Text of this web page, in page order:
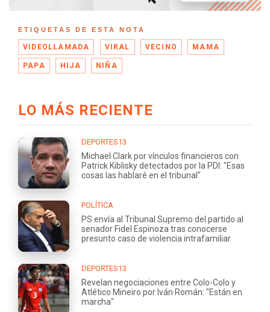
ETIQUETAS DE ESTA NOTA
VIDEOLLAMADA VIRAL VECINO MAMA
PAPA HIJA NIÑA
LO MÁS RECIENTE
DEPORTES13
Michael Clark por vínculos financieros con
Patrick Kiblisky detectados por la PDI: "Esas
cosas las hablaré en el tribunal"
POLÍTICA
PS envía al Tribunal Supremo del partido al
senador Fidel Espinoza tras conocerse
presunto caso de violencia intrafamiliar
DEPORTES13
Revelan negociaciones entre Colo-Colo y
Atlético Mineiro por Iván Román: "Están en
marcha"